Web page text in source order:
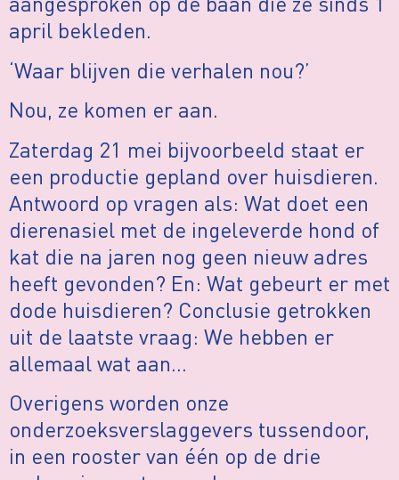
april bekleden.
‘Waar blijven die verhalen nou?’
Nou, ze komen er aan.
Zaterdag 21 mei bijvoorbeeld staat er
een productie gepland over huisdieren.
Antwoord op vragen als: Wat doet een
dierenasiel met de ingeleverde hond of
kat die na jaren nog geen nieuw adres
heeft gevonden? En: Wat gebeurt er met
dode huisdieren? Conclusie getrokken
uit de laatste vraag: We hebben er
allemaal wat aan…
Overigens worden onze
onderzoeksverslaggevers tussendoor,
in een rooster van één op de drie